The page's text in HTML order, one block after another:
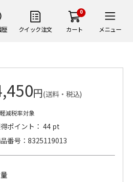
歴 クイック注文
0
カート メニュー
円(送料・税込)
減税率対象
ポイント： 44 pt
番号
8325119013